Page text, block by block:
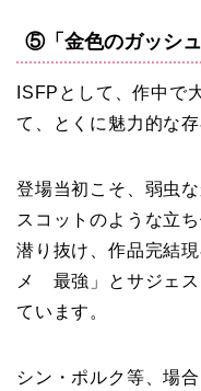
⑤「金色のガッシュ
ISFPとして、作中で
て、とくに魅力的な
登場当初こそ、弱虫
スコットのような立
潜り抜け、作品完結
メ 最強」とサジェス
ています。
シン・ポルク等、場